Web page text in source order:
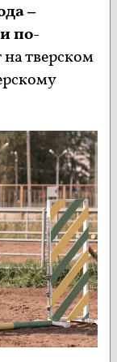
–
по-
тверском